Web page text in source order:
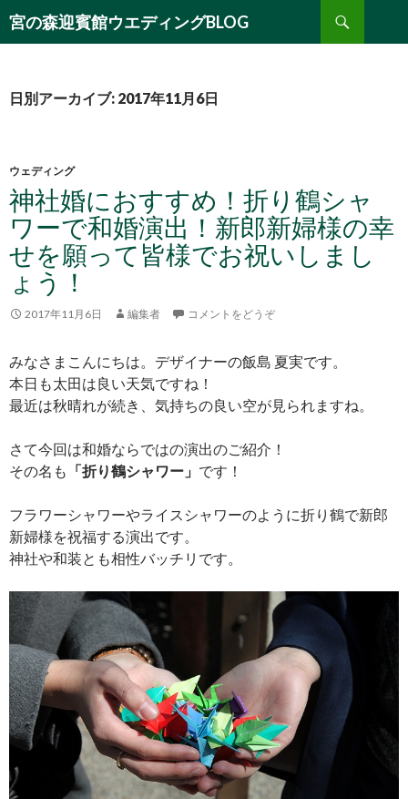
宮の森迎賓館ウエディングBLOG
検
索
ン
動
日別アーカイブ: 2017年11月6日
ウェディング
神社婚におすすめ！折り鶴シャ
ワーで和婚演出！新郎新婦様の幸
せを願って皆様でお祝いしまし
ょう！
2017年11月6日 編集者 コメントをどうぞ
みなさまこんにちは。デザイナーの飯島 夏実です。
本日も太田は良い天気ですね！
最近は秋晴れが続き、気持ちの良い空が見られますね。
さて今回は和婚ならではの演出のご紹介！
その名も 「折り鶴シャワー」 です！
フラワーシャワーやライスシャワーのように折り鶴で新郎
新婦様を祝福する演出です。
神社や和装とも相性バッチリです。